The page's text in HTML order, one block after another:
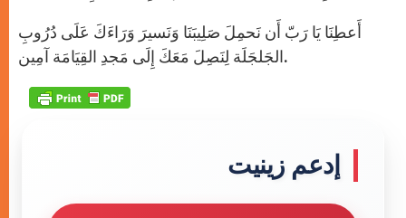
أَعطِنَا يَا رَبّ أَن نَحمِلَ صَلِيبَنَا وَنَسيرَ وَرَاءَكَ عَلَى دُرُوبِ
الجَلجَلَة لِنَصِلَ مَعَكَ إِلَى مَجدِ القِيَامَة آمِين.
إدعم زينيت